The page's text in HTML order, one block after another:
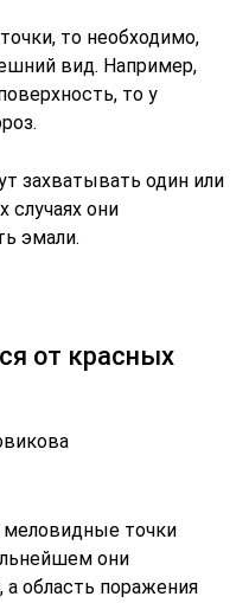
то необходимо,
вид. Например,
то у
захватывать один или
случаях они
эмали.
от красных
меловидные точки
они
область поражения